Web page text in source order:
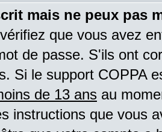
mais ne peux pas
que vous avez
de passe. S'ils ont
Si le support COPPA
de 13 ans au
instructions que vous